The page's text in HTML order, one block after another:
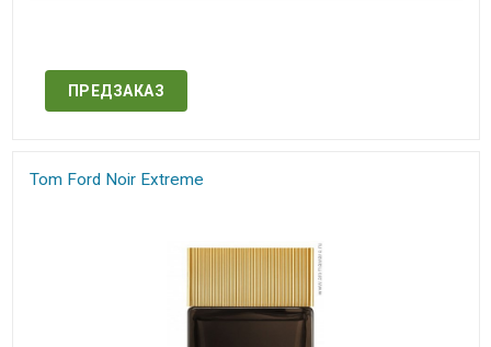
ПРЕДЗАКАЗ
Tom Ford Noir Extreme